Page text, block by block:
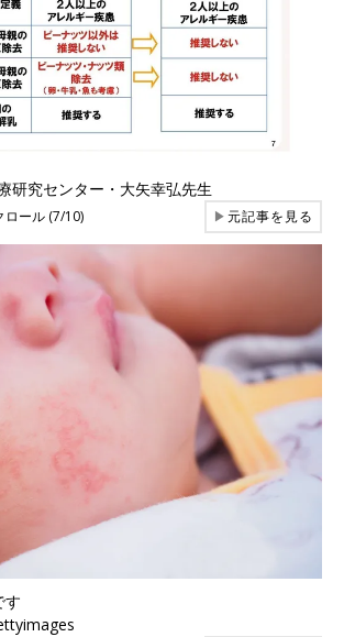
研究センター・大矢幸弘先生
ロール (7/10) ▶元記事を見る
す